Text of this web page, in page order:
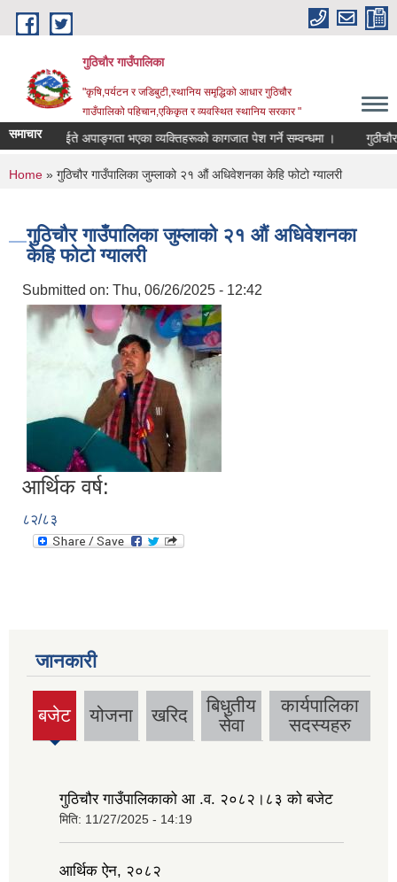
Skip to main content
गुठिचौर गाउँपालिका
"कृषि,पर्यटन र जडिबुटी,स्थानिय समृद्धिको आधार गुठिचौर
गाउँपालिको पहिचान,एकिकृत र व्यवस्थित स्थानिय सरकार "
समाचारतथा घाईते अपाङ्गता भएका व्यक्तिहरूको कागजात पेश गर्ने सम्वन्धमा ।
You are here
Home » गुठिचौर गाउँपालिका जुम्लाको २१ औं अधिवेशनका केहि फोटो ग्यालरी
गुठिचौर गाउँपालिका जुम्लाको २१ औं अधिवेशनका
केहि फोटो ग्यालरी
Submitted on: Thu, 06/26/2025 - 12:42
आर्थिक वर्ष:
८२/८३
जानकारी
बजेट
(active
tab)
योजना खरिद
बिधुतीय
सेवा
कार्यपालिका
सदस्यहरु
गुठिचौर गाउँपालिकाको आ .व. २०८२।८३ को बजेट
मिति: 11/27/2025 - 14:19
आर्थिक ऐन, २०८२